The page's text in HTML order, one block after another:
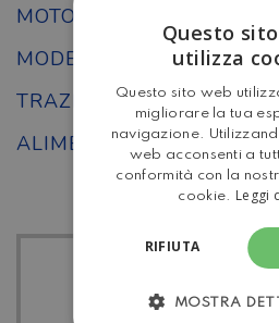
MOTORE
MODELLO
Clipper
TRAZIONE
Anteriore
ALIMENTAZIONE Diesel
TUTTI I
Questo
utilizza
Questo sito web
migliorare la tua
navigazione.
web acconsenti a
conformità con la
cookie. Leggi
RIFIUTA
MOSTRA